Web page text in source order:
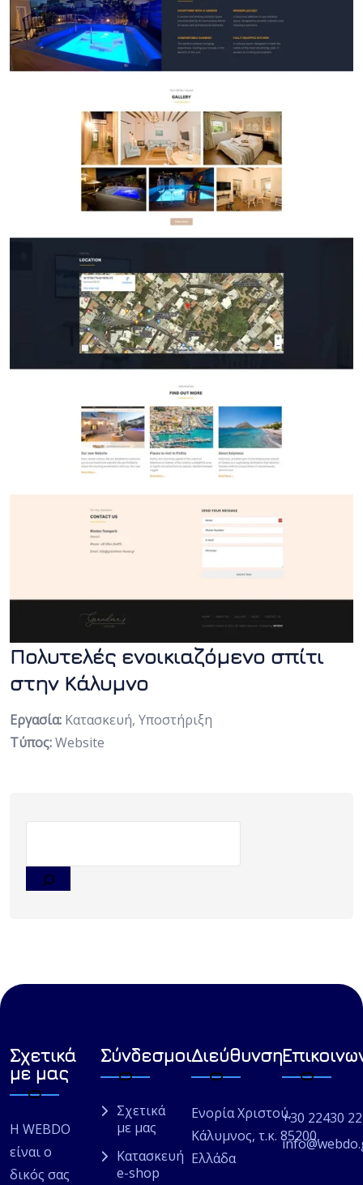
Πολυτελές ενοικιαζόμενο σπίτι
στην Κάλυμνο
Εργασία: Κατασκευή, Υποστήριξη
Τύπος:Website
Σχετικά
με μας
Η WEBDO
είναι ο
δικός σας
Σύνδεσμοι
Σχετικά
με μας
Κατασκευή
e-shop
Διεύθυνση
Ενορία Χριστού,
Κάλυμνος, τ.κ. 85200,
Ελλάδα
+30 22430